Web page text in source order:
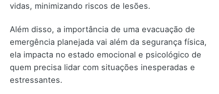
vidas, minimizando riscos de lesões.
Além disso, a importância de uma evacuação de
emergência planejada vai além da segurança física,
ela impacta no estado emocional e psicológico de
quem precisa lidar com situações inesperadas e
estressantes.